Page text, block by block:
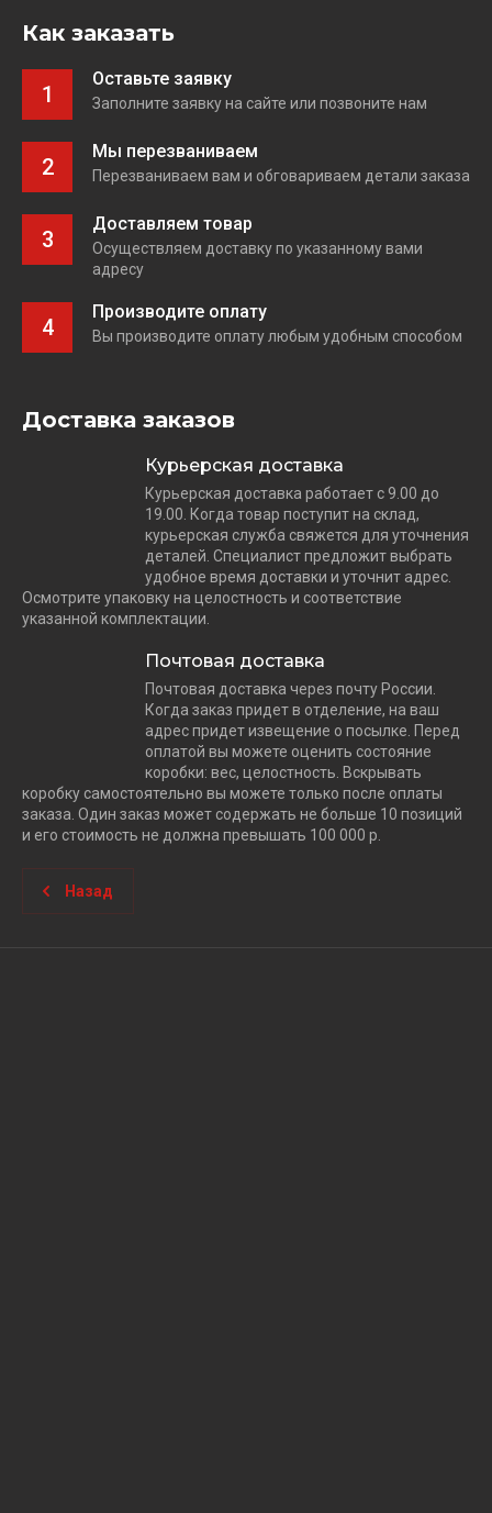
Как заказать
1
Оставьте заявку
Заполните заявку на сайте или позвоните нам
2
Мы перезваниваем
Перезваниваем вам и обговариваем детали заказа
3
Доставляем товар
Осуществляем доставку по указанному вами
адресу
4
Производите оплату
Вы производите оплату любым удобным способом
Доставка заказов
Курьерская доставка
Курьерская доставка работает с 9.00 до
19.00. Когда товар поступит на склад,
курьерская служба свяжется для уточнения
деталей. Специалист предложит выбрать
удобное время доставки и уточнит адрес.
Осмотрите упаковку на целостность и соответствие
указанной комплектации.
Почтовая доставка
Почтовая доставка через почту России.
Когда заказ придет в отделение, на ваш
адрес придет извещение о посылке. Перед
оплатой вы можете оценить состояние
коробки: вес, целостность. Вскрывать
коробку самостоятельно вы можете только после оплаты
заказа. Один заказ может содержать не больше 10 позиций
и его стоимость не должна превышать 100 000 р.
Назад